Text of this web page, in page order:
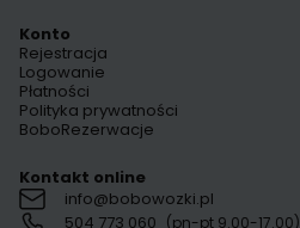
Konto
Rejestracja
Logowanie
Płatności
Polityka prywatności
BoboRezerwacje
Kontakt online
info@bobowozki.pl
504 773 060 (pn-pt 9.00-17.00)